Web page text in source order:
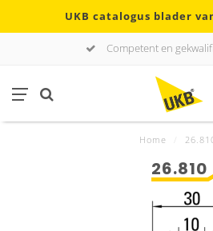
UKB catalogus blader
Competent en
Home
26.810